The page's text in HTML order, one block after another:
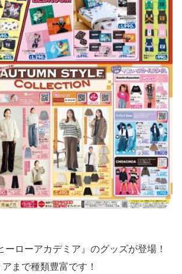
ーローアカデミア』のグッズが登場！
まで種類豊富です！